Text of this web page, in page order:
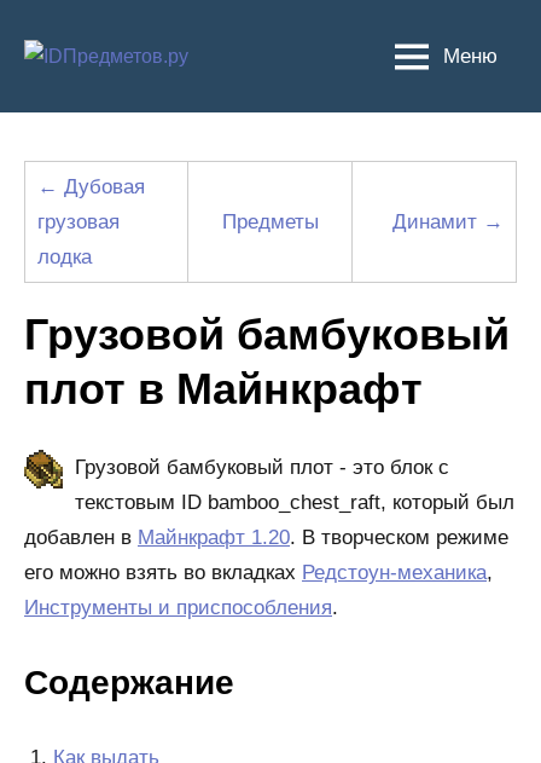
Меню
← Дубовая
грузовая
лодка
Предметы Динамит →
Грузовой бамбуковый
плот в Майнкрафт
Грузовой бамбуковый плот - это блок с
текстовым ID bamboo_chest_raft, который был
добавлен в Майнкрафт 1.20. В творческом режиме
его можно взять во вкладках Редстоун-механика,
Инструменты и приспособления.
Содержание
Как выдать